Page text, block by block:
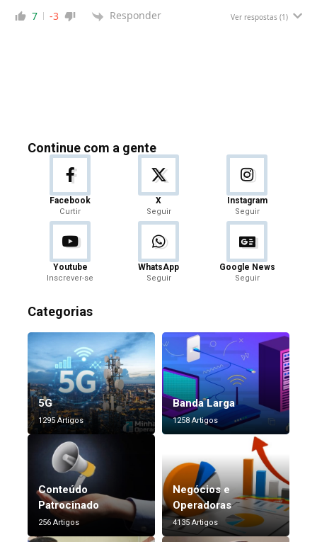
7 -3 Responder Ver respostas (1)
Continue com a gente
Facebook
Curtir
X
Seguir
Instagram
Seguir
Youtube
Inscrever-se
WhatsApp
Seguir
Google News
Seguir
Categorias
5G
1295 Artigos
Banda Larga
1258 Artigos
Conteúdo
Patrocinado
256 Artigos
Negócios e
Operadoras
4135 Artigos